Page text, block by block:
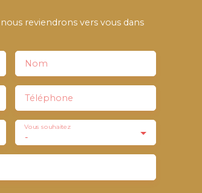
reviendrons vers vous dans
Nom
Téléphone
-
Vous souhaitez